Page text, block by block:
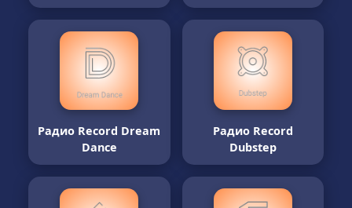
Радио Record Dream
Dance
Радио Record
Dubstep